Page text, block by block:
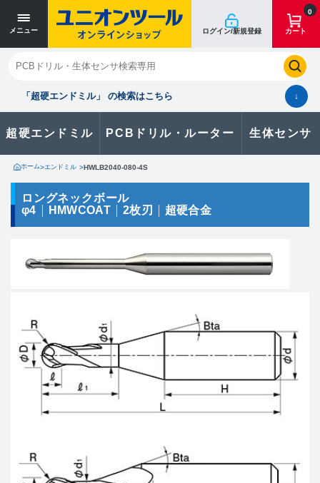
メニュー ログイン/新規登録
0
カート
「超硬エンドミル」 の検索はこちら ↓
超硬エンドミル PCBドリル・ルーター 生体センサ
閉じる
お気に入り クイックオーダー 購入履歴
製品に関するお問い合わせはこちら
カタログ一覧
ホーム>エンドミル >HWLB2040-080-4S
ロングネックボール
φ4
HMWCOAT 2枚刃 超硬合金
寸法単位 [mm]
寸法単位 [mm]